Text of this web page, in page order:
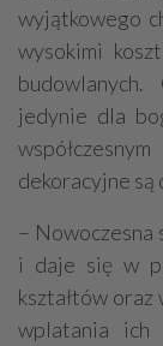
wyjątkowego
wysokimi
jedynie dla
dekoracyjne
– Nowoczesna
i daje się w
kształtów
wplatania ich